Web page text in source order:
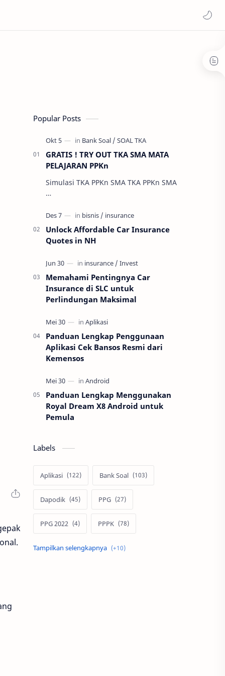
Popular Posts
GRATIS ! TRY OUT TKA SMA MATA
PELAJARAN PPKn
Simulasi TKA PPKn SMA TKA PPKn SMA
…
Unlock Affordable Car Insurance
Quotes in NH
Memahami Pentingnya Car
Insurance di SLC untuk
Perlindungan Maksimal
Panduan Lengkap Penggunaan
Aplikasi Cek Bansos Resmi dari
Kemensos
Panduan Lengkap Menggunakan
Royal Dream X8 Android untuk
Pemula
Labels
Aplikasi Bank Soal
Dapodik PPG
PPG 2022 PPPK
Pendidikan SIM PKB